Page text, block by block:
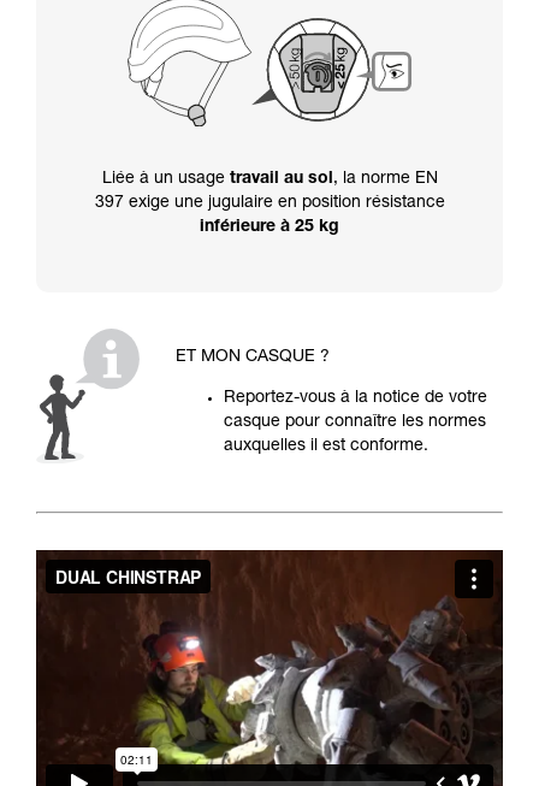
Liée à un usage travail au sol, la norme EN
397 exige une jugulaire en position résistance
inférieure à 25 kg
ET MON CASQUE ?
Reportez-vous à la notice de votre
casque pour connaître les normes
auxquelles il est conforme.